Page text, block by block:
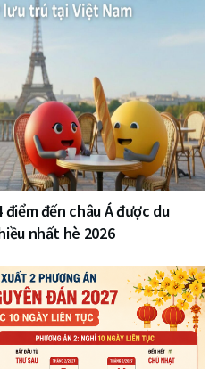
đến châu Á được du
nhất hè 2026